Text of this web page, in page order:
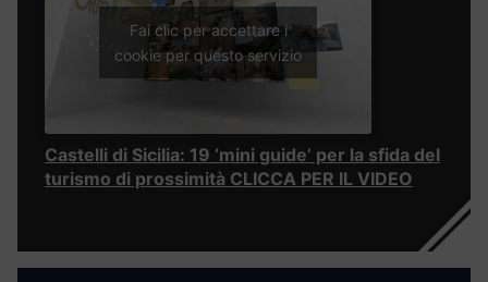
Fai clic per accettare i
cookie per questo servizio
Castelli di Sicilia: 19 ‘mini guide’ per la sfida del
turismo di prossimità CLICCA PER IL VIDEO